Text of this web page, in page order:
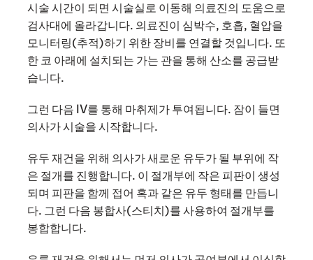
시술 시간이 되면 시술실로 이동해 의료진의 도움으로
검사대에 올라갑니다. 의료진이 심박수, 호흡, 혈압을
모니터링(추적)하기 위한 장비를 연결할 것입니다. 또
한 코 아래에 설치되는 가는 관을 통해 산소를 공급받
습니다.
그런 다음 IV를 통해 마취제가 투여됩니다. 잠이 들면
의사가 시술을 시작합니다.
유두 재건을 위해 의사가 새로운 유두가 될 부위에 작
은 절개를 진행합니다. 이 절개부에 작은 피판이 생성
되며 피판을 함께 접어 혹과 같은 유두 형태를 만듭니
다. 그런 다음 봉합사(스티치)를 사용하여 절개부를
봉합합니다.